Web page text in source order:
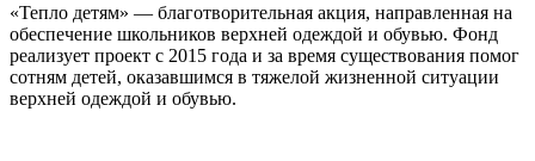
«Тепло детям» — благотворительная акция, направленная на
обеспечение школьников верхней одеждой и обувью. Фонд
реализует проект с 2015 года и за время существования помог
сотням детей, оказавшимся в тяжелой жизненной ситуации
верхней одеждой и обувью.